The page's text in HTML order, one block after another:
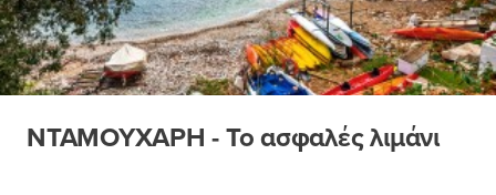
ΝΤΑΜΟΥΧΑΡΗ - Το ασφαλές λιμάνι